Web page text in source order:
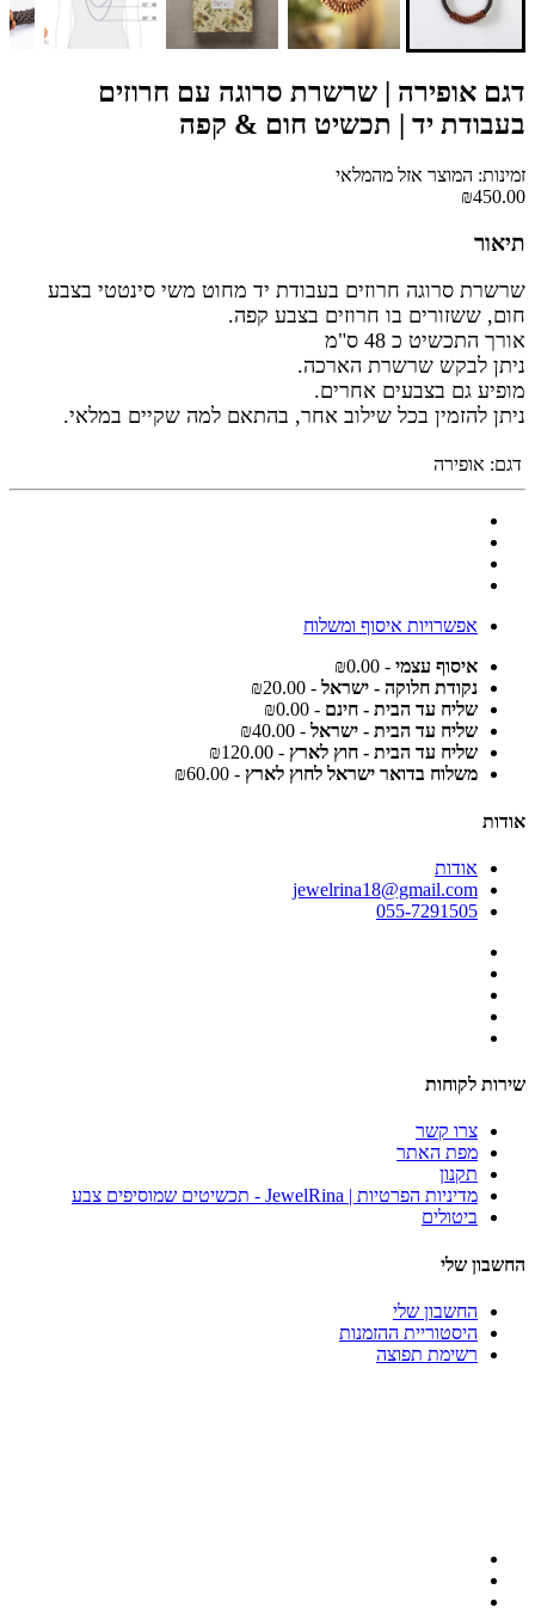
דגם אופירה | שרשרת סרוגה עם חרוזים
בעבודת יד | תכשיט חום & קפה
זמינות: המוצר אזל מהמלאי
₪450.00
תיאור
שרשרת סרוגה חרוזים בעבודת יד מחוט משי סינטטי בצבע
חום, ששזורים בו חרוזים בצבע קפה.
אורך התכשיט כ 48 ס"מ
ניתן לבקש שרשרת הארכה.
מופיע גם בצבעים אחרים.
ניתן להזמין בכל שילוב אחר, בהתאם למה שקיים במלאי.
דגם: אופירה
אפשרויות איסוף ומשלוח
איסוף עצמי - ₪0.00
נקודת חלוקה - ישראל - ₪20.00
שליח עד הבית - חינם - ₪0.00
שליח עד הבית - ישראל - ₪40.00
שליח עד הבית - חוץ לארץ - ₪120.00
משלוח בדואר ישראל לחוץ לארץ - ₪60.00
אודות
אודות
jewelrina18@gmail.com
055-7291505
שירות לקוחות
צרו קשר
מפת האתר
תקנון
מדיניות הפרטיות | JewelRina - תכשיטים שמוסיפים צבע
ביטולים
החשבון שלי
החשבון שלי
היסטוריית ההזמנות
רשימת תפוצה